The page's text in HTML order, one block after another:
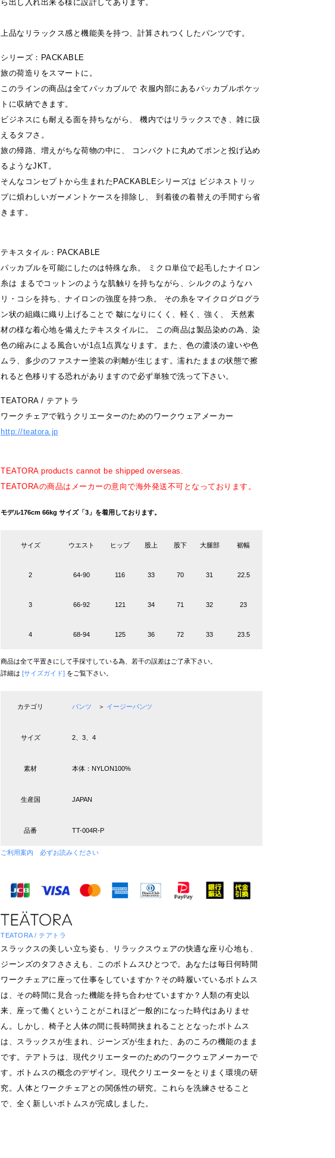
ら出し入れ出来る様に設計してあります。
上品なリラックス感と機能美を持つ、計算されつくしたパンツです。
シリーズ：PACKABLE
旅の荷造りをスマートに。
このラインの商品は全てパッカブルで 衣服内部にあるパッカブルポケッ
トに収納できます。
ビジネスにも耐える面を持ちながら、 機内ではリラックスでき、雑に扱
えるタフさ。
旅の帰路、増えがちな荷物の中に、 コンパクトに丸めてポンと投げ込め
るようなJKT。
そんなコンセプトから生まれたPACKABLEシリーズは ビジネストリッ
プに煩わしいガーメントケースを排除し、 到着後の着替えの手間すら省
きます。
テキスタイル：PACKABLE
パッカブルを可能にしたのは特殊な糸。 ミクロ単位で起毛したナイロン
糸は まるでコットンのような肌触りを持ちながら、シルクのようなハ
リ・コシを持ち、ナイロンの強度を持つ糸。 その糸をマイクログログラ
ン状の組織に織り上げることで 皺になりにくく、軽く、強く、 天然素
材の様な着心地を備えたテキスタイルに。 この商品は製品染めの為、染
色の縮みによる風合いが1点1点異なります。また、色の濃淡の違いや色
ムラ、多少のファスナー塗装の剥離が生じます。濡れたままの状態で擦
れると色移りする恐れがありますので必ず単独で洗って下さい。
TEATORA / テアトラ
ワークチェアで戦うクリエーターのためのワークウェアメーカー
http://teatora.jp
TEATORA products cannot be shipped overseas.
TEATORAの商品はメーカーの意向で海外発送不可となっております。
モデル176cm 66kg サイズ「3」を着用しております。
サイズ ウエスト ヒップ 股上 股下 大腿部 裾幅
2 64-90 116 33 70 31 22.5
3 66-92 121 34 71 32 23
4 68-94 125 36 72 33 23.5
商品は全て平置きにして手採寸している為、若干の誤差はご了承下さい。
詳細は [サイズガイド] をご覧下さい。
カテゴリ パンツ ＞ イージーパンツ
サイズ 2、3、4
素材 本体：NYLON100%
生産国 JAPAN
品番 TT-004R-P
ご利用案内 必ずお読みください
TEATORA / テアトラ
スラックスの美しい立ち姿も、リラックスウェアの快適な座り心地も、
ジーンズのタフささえも、このボトムスひとつで。あなたは毎日何時間
ワークチェアに座って仕事をしていますか？その時履いているボトムス
は、その時間に見合った機能を持ち合わせていますか？人類の有史以
来、座って働くということがこれほど一般的になった時代はありませ
ん。しかし、椅子と人体の間に長時間挟まれることとなったボトムス
は、スラックスが生まれ、ジーンズが生まれた、あのころの機能のまま
です。テアトラは、現代クリエーターのためのワークウェアメーカーで
す。ボトムスの概念のデザイン。現代クリエーターをとりまく環境の研
究。人体とワークチェアとの関係性の研究。これらを洗練させること
で、全く新しいボトムスが完成しました。